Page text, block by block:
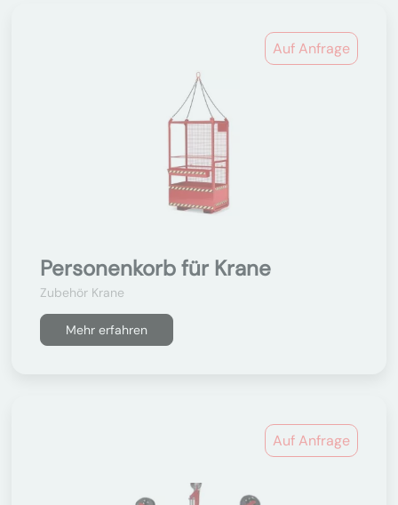
Auf Anfrage
Personenkorb für Krane
Zubehör Krane
Mehr erfahren
Auf Anfrage